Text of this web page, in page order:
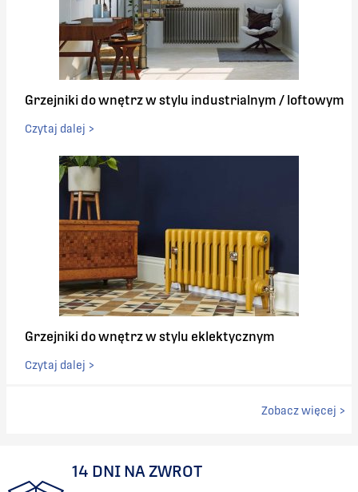
Grzejniki do wnętrz w stylu industrialnym / loftowym
Czytaj dalej >
Grzejniki do wnętrz w stylu eklektycznym
Czytaj dalej >
Zobacz więcej >
14 DNI NA ZWROT